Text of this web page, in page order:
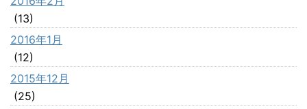
(13)
2016年1月
(12)
2015年12月
(25)